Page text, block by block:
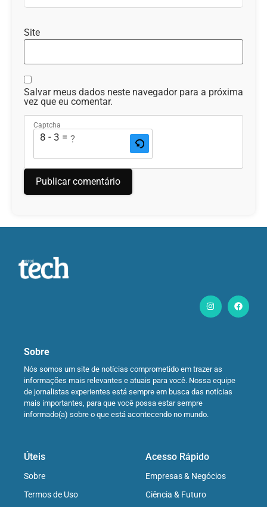
Site
Salvar meus dados neste navegador para a próxima
vez que eu comentar.
Captcha
8 - 3 = ?
Sobre
Nós somos um site de notícias comprometido em trazer as
informações mais relevantes e atuais para você. Nossa equipe
de jornalistas experientes está sempre em busca das notícias
mais importantes, para que você possa estar sempre
informado(a) sobre o que está acontecendo no mundo.
Úteis
Sobre
Termos de Uso
Acesso Rápido
Empresas & Negócios
Ciência & Futuro